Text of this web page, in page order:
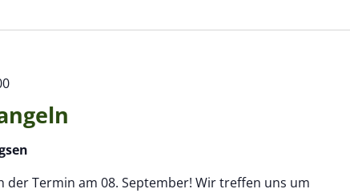
der Termin am 08. September! Wir treffen uns um